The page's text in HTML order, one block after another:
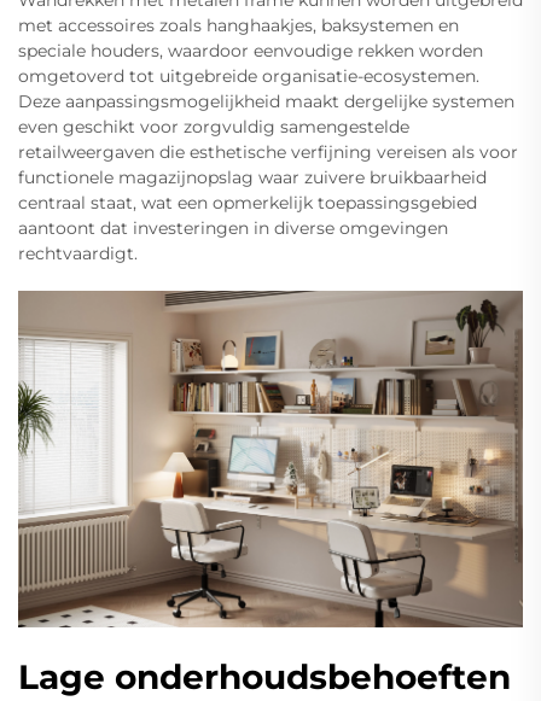
met accessoires zoals hanghaakjes, baksystemen en
speciale houders, waardoor eenvoudige rekken worden
omgetoverd tot uitgebreide organisatie-ecosystemen.
Deze aanpassingsmogelijkheid maakt dergelijke systemen
even geschikt voor zorgvuldig samengestelde
retailweergaven die esthetische verfijning vereisen als voor
functionele magazijnopslag waar zuivere bruikbaarheid
centraal staat, wat een opmerkelijk toepassingsgebied
aantoont dat investeringen in diverse omgevingen
rechtvaardigt.
Lage onderhoudsbehoeften